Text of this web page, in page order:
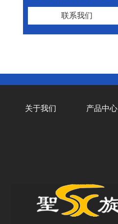
联系我们
关于我们 产品中心